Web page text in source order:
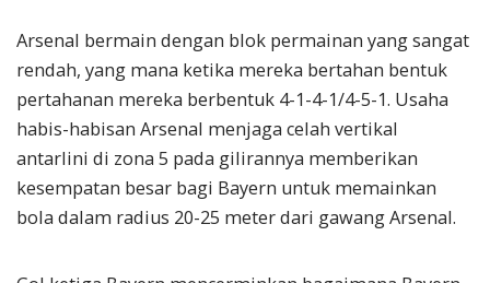
Arsenal bermain dengan blok permainan yang sangat
rendah, yang mana ketika mereka bertahan bentuk
pertahanan mereka berbentuk 4-1-4-1/4-5-1. Usaha
habis-habisan Arsenal menjaga celah vertikal
antarlini di zona 5 pada gilirannya memberikan
kesempatan besar bagi Bayern untuk memainkan
bola dalam radius 20-25 meter dari gawang Arsenal.